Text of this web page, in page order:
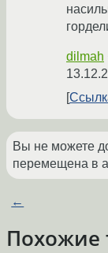
dilmah
Вы не можете
перемещена в
←
Похожие